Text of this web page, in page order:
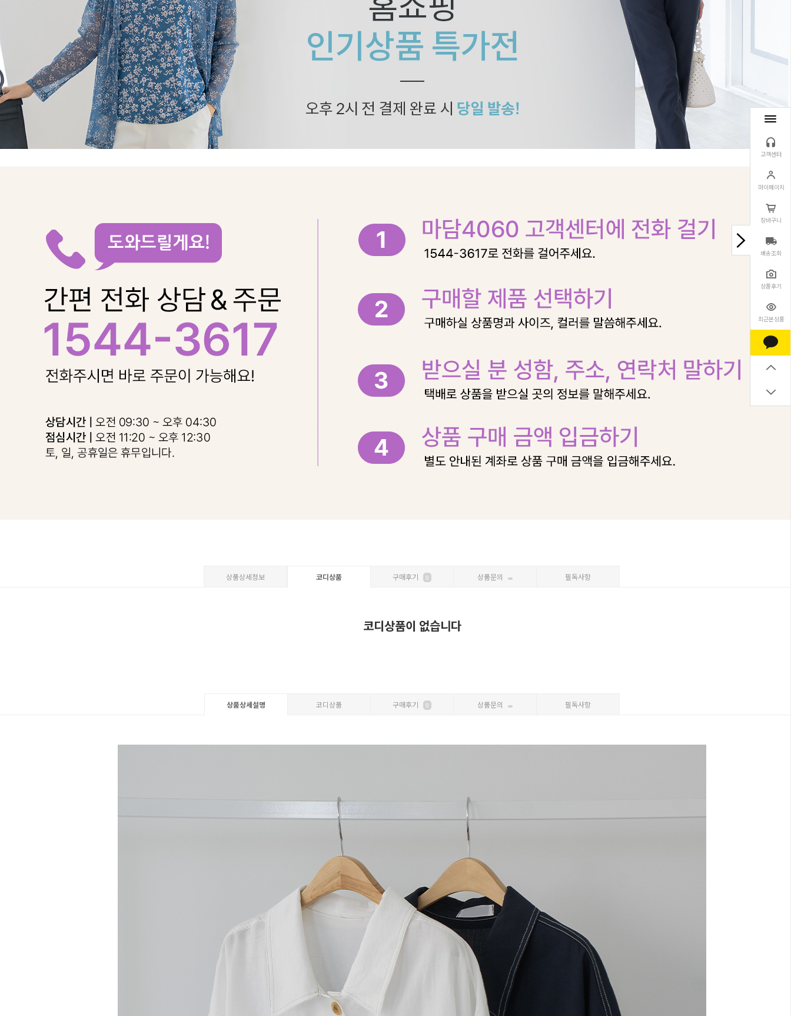
고객센터
마이페이지
장바구니
배송조회
상품후기
최근본상품
상품상세정보 코디상품 구매후기 0 상품문의 필독사항
코디상품이 없습니다
상품상세설명 코디상품 구매후기 0 상품문의 필독사항